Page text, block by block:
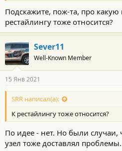
Подскажите, пож-та, про какую
рестайлингу тоже относится?
Sever11
Well-Known Member
15 Янв 2021
SRR написал(а):
К рестайлингу тоже относится?
По идее - нет. Но были
узел тоже доставлял проблемы.